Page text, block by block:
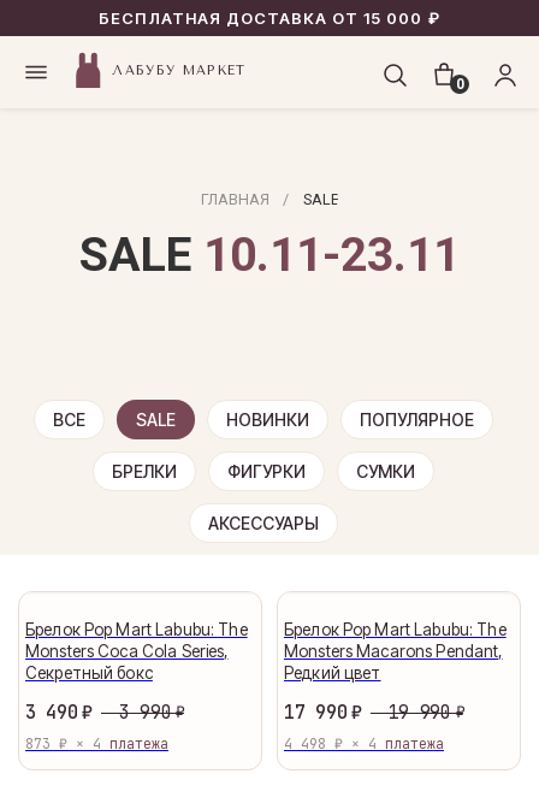
ЛАБУБУ МАРКЕТ
0
БЕСПЛАТНАЯ ДОСТАВКА ОТ 15 000 ₽
ВСЕ SALE НОВИНКИ ПОПУЛЯРНОЕ
БРЕЛКИ ФИГУРКИ СУМКИ
АКСЕССУАРЫ
Брелок Pop Mart Labubu: The
Monsters Coca Cola Series,
Секретный бокс
3 490 ₽ 3 990 ₽
873 ₽ × 4
Брелок Pop Mart Labubu: The
Monsters Macarons Pendant,
Редкий цвет
17 990 ₽ 19 990 ₽
4 498 ₽ × 4